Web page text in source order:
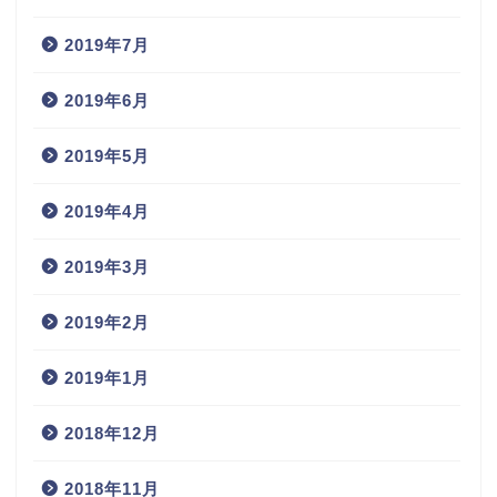
2019年7月
2019年6月
2019年5月
2019年4月
2019年3月
2019年2月
2019年1月
2018年12月
2018年11月